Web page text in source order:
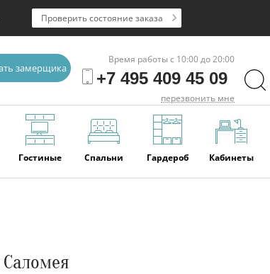
Проверить состояние заказа
замерщика
Время работы с 10:00 до 20:00
+7 495 409 45 09
перезвонить мне
Гостиные Спальни Гардероб Кабинеты
Саломея